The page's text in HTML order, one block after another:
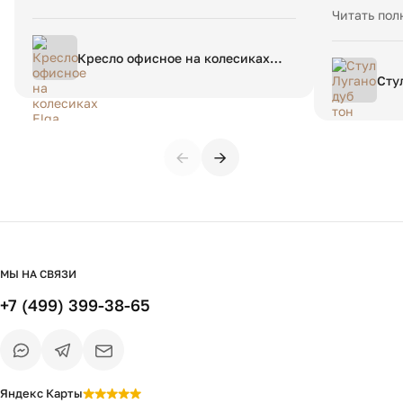
Кресло офисное на колесиках
Elga единый размер бежевый
Огромное
Читать
← →
МЫ НА СВЯЗИ
+7 (499) 399-38-65
Яндекс Карты